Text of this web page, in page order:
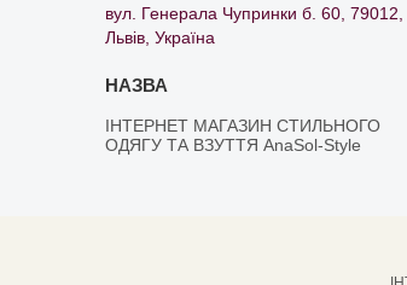
вул. Генерала Чупринки б. 60, 79012,
Львів, Україна
ІНТЕРНЕТ МАГАЗИН СТИЛЬНОГО
ОДЯГУ ТА ВЗУТТЯ AnaSol-Style